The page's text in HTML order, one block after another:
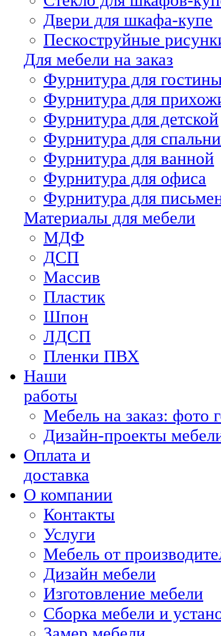
Двери для шкафа-купе
Пескоструйные
Для мебели на заказ
Фурнитура для
Фурнитура для
Фурнитура для детской
Фурнитура для спальни
Фурнитура для ванной
Фурнитура для офиса
Фурнитура для
Материалы для мебели
МДФ
ДСП
Массив
Пластик
Шпон
ЛДСП
Пленки ПВХ
Наши
работы
Мебель на заказ: фото
Дизайн-проекты
Оплата и
доставка
О компании
Контакты
Услуги
Мебель от
Дизайн мебели
Изготовление мебели
Сборка мебели и